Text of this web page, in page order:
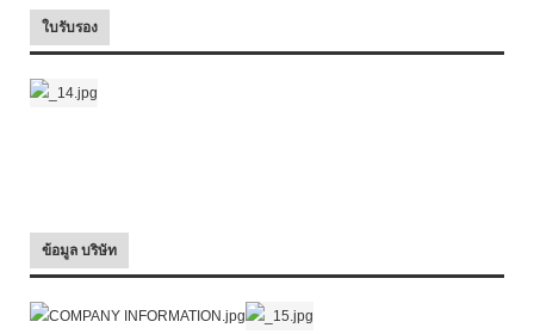
ใบรับรอง
ข้อมูล บริษัท